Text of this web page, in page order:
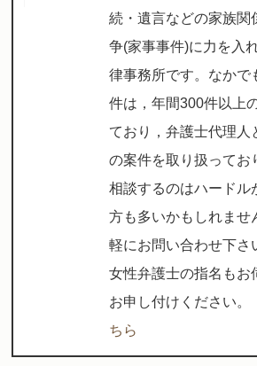
続・遺言などの家族関
争(家事事件)に力を入
律事務所です。なかで
件は，年間300件以上
ており，弁護士代理人
の案件を取り扱ってお
相談するのはハードル
方も多いかもしれませ
軽にお問い合わせ下さ
女性弁護士の指名もお
お申し付けください。
ちら